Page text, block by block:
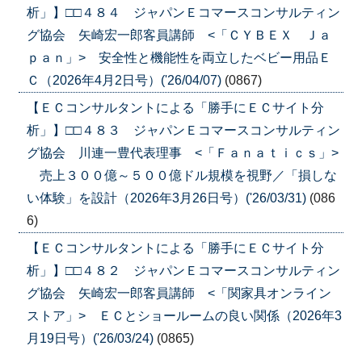
析」】□□４８４ ジャパンＥコマースコンサルティン
グ協会 矢崎宏一郎客員講師 <「ＣＹＢＥＸ Ｊａ
ｐａｎ」> 安全性と機能性を両立したベビー用品Ｅ
Ｃ（2026年4月2日号）('26/04/07) (0867)
【ＥＣコンサルタントによる「勝手にＥＣサイト分
析」】□□４８３ ジャパンＥコマースコンサルティン
グ協会 川連一豊代表理事 <「Ｆａｎａｔｉｃｓ」>
売上３００億～５００億ドル規模を視野／「損しな
い体験」を設計（2026年3月26日号）('26/03/31) (086
6)
【ＥＣコンサルタントによる「勝手にＥＣサイト分
析」】□□４８２ ジャパンＥコマースコンサルティン
グ協会 矢崎宏一郎客員講師 <「関家具オンライン
ストア」> ＥＣとショールームの良い関係（2026年3
月19日号）('26/03/24) (0865)